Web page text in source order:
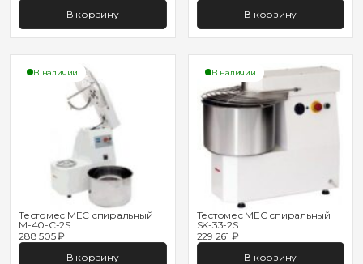
В корзину
В корзину
В наличии
Тестомес MEC спиральный
M-40-C-2S
288 505 ₽
В корзину
В наличии
Тестомес MEC спиральный
SK-33-2S
229 261 ₽
В корзину